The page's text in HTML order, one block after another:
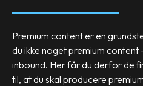
Premium content er en
du ikke noget premium content
inbound. Her får du derfor de
til, at du skal producere